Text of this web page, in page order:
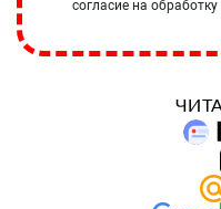
согласие на